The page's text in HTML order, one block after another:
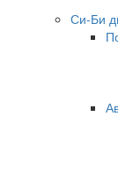
Си-Би